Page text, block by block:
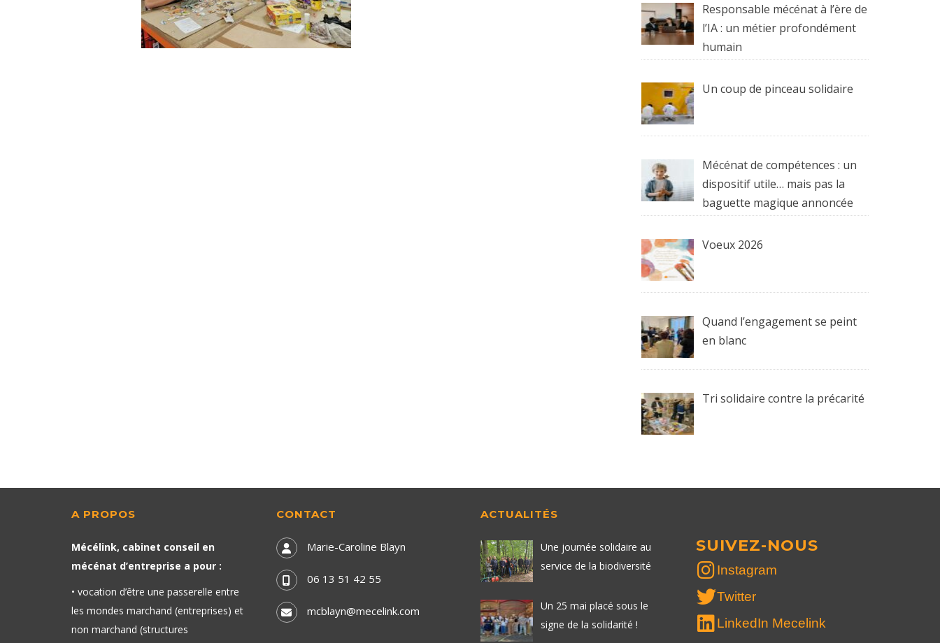
Responsable mécénat à l’ère de
l’IA : un métier profondément
humain
Un coup de pinceau solidaire
Mécénat de compétences : un
dispositif utile… mais pas la
baguette magique annoncée
Voeux 2026
Quand l’engagement se peint
en blanc
Tri solidaire contre la précarité
A PROPOS
Mécélink, cabinet conseil en
mécénat d’entreprise a pour :
• vocation d’être une passerelle entre
les mondes marchand (entreprises) et
non marchand (structures
CONTACT
Marie-Caroline Blayn
06 13 51 42 55
mcblayn@mecelink.com
ACTUALITÉS
Une journée solidaire au
service de la biodiversité
Un 25 mai placé sous le
signe de la solidarité !
SUIVEZ-NOUS
Instagram
Twitter
LinkedIn Mecelink